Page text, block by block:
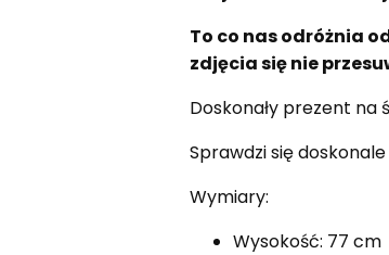
To co nas odróżnia
zdjęcia się nie
Doskonały prezent na
Sprawdzi się
Wymiary:
Wysokość: 77 cm